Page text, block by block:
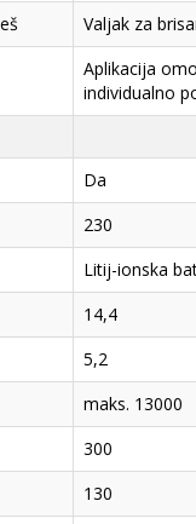
Valjak za
Aplikacija
individualno
Da
230
Litij-ionska
14,4
5,2
maks. 13000
300
130